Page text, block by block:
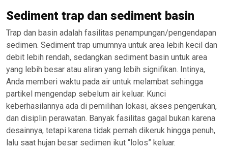
Sediment trap dan sediment basin
Trap dan basin adalah fasilitas penampungan/pengendapan
sedimen. Sediment trap umumnya untuk area lebih kecil dan
debit lebih rendah, sedangkan sediment basin untuk area
yang lebih besar atau aliran yang lebih signifikan. Intinya,
Anda memberi waktu pada air untuk melambat sehingga
partikel mengendap sebelum air keluar. Kunci
keberhasilannya ada di pemilihan lokasi, akses pengerukan,
dan disiplin perawatan. Banyak fasilitas gagal bukan karena
desainnya, tetapi karena tidak pernah dikeruk hingga penuh,
lalu saat hujan besar sedimen ikut “lolos” keluar.